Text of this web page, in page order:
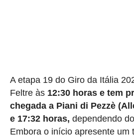
A etapa 19 do Giro da Itália
Feltre às 12:30 horas e tem
chegada a Piani di Pezzè
e 17:32 horas, dependendo
Embora o início apresente um